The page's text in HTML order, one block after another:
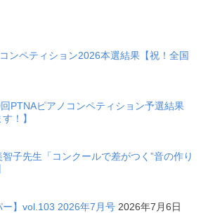
ンペティション2026本選結果【祝！全国
回PTNAピアノコンペティション予選結果
！】
智子先生「コンクールで差がつく”音の作り
ー】vol.103 2026年7月号 2026年7月6日